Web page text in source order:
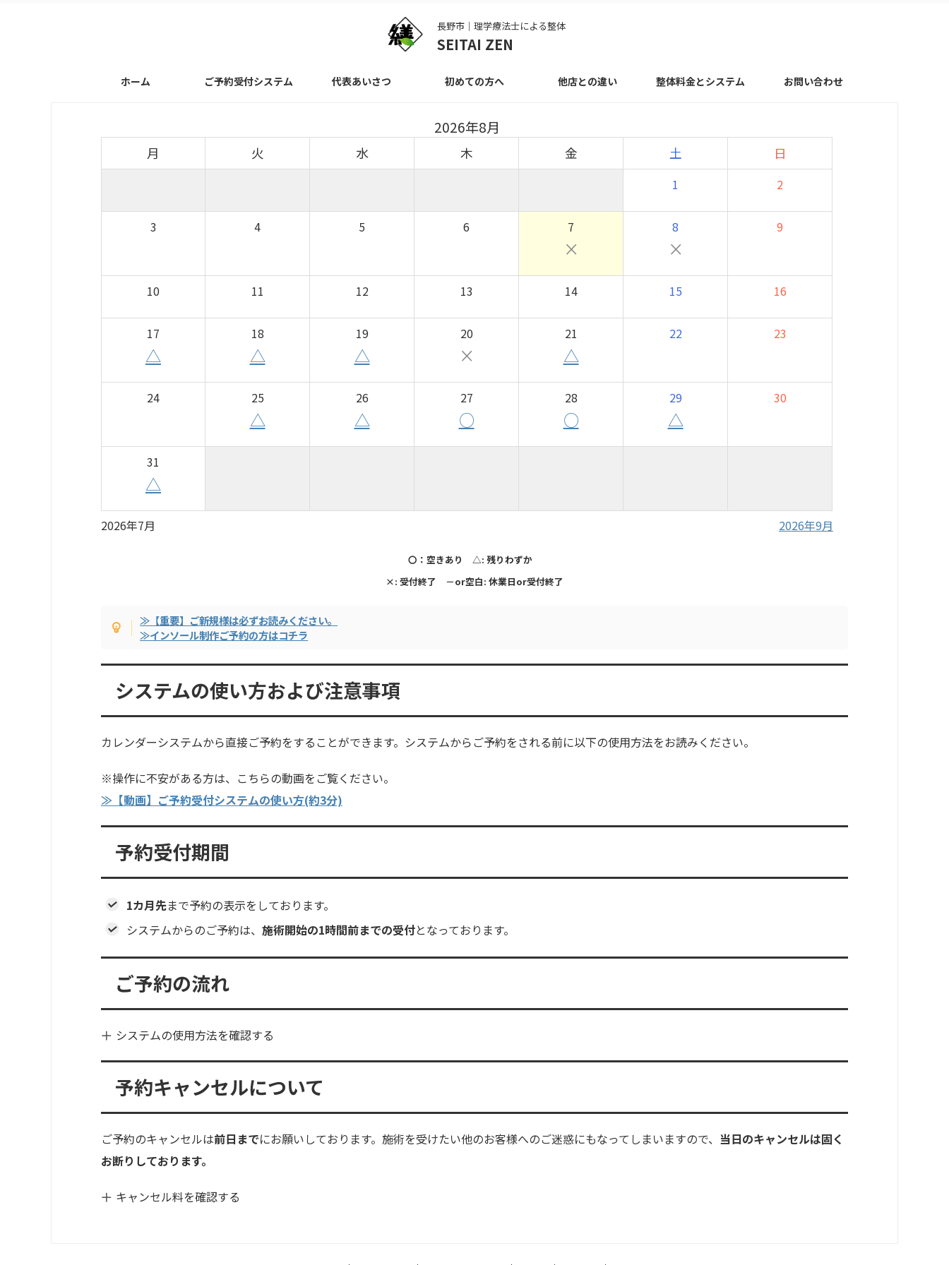
長野市｜理学療法士による整体
SEITAI ZEN
ホーム ご予約受付システム 代表あいさつ 初めての方へ 他店との違い 整体料金とシステム お問い合わせ
2026年8月
月 火 水 木 金 土 日
1 2
3 4 5 6 7
×
8
×
9
10 11 12 13 14 15 16
17
△
18
△
19
△
20
×
21
△
22 23
24 25
△
26
△
27
○
28
○
29
△
30
31
△
2026年7月 2026年9月
〇：空きあり △: 残りわずか
×: 受付終了 －or空白: 休業日or受付終了
≫【重要】ご新規様は必ずお読みください。
≫インソール制作ご予約の方はコチラ
システムの使い方および注意事項
カレンダーシステムから直接ご予約をすることができます。システムからご予約をされる前に以下の使用方法をお読みください。
※操作に不安がある方は、こちらの動画をご覧ください。
≫【動画】ご予約受付システムの使い方(約3分)
予約受付期間
1カ月先まで予約の表示をしております。
システムからのご予約は、 施術開始の1時間前までの受付となっております。
ご予約の流れ
システムの使用方法を確認する
予約キャンセルについて
ご予約のキャンセルは前日までにお願いしております。施術を受けたい他のお客様へのご迷惑にもなってしまいますので、 当日のキャンセルは固く
お断りしております。
キャンセル料を確認する